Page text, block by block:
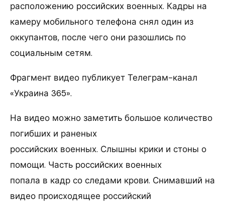
расположению российских военных. Кадры на
камеру мобильного телефона снял один из
оккупантов, после чего они разошлись по
социальным сетям.
Фрагмент видео публикует Телеграм-канал
«Украина 365».
На видео можно заметить большое количество
погибших и раненых
российских военных. Слышны крики и стоны о
помощи. Часть российских военных
попала в кадр со следами крови. Снимавший на
видео происходящее российский